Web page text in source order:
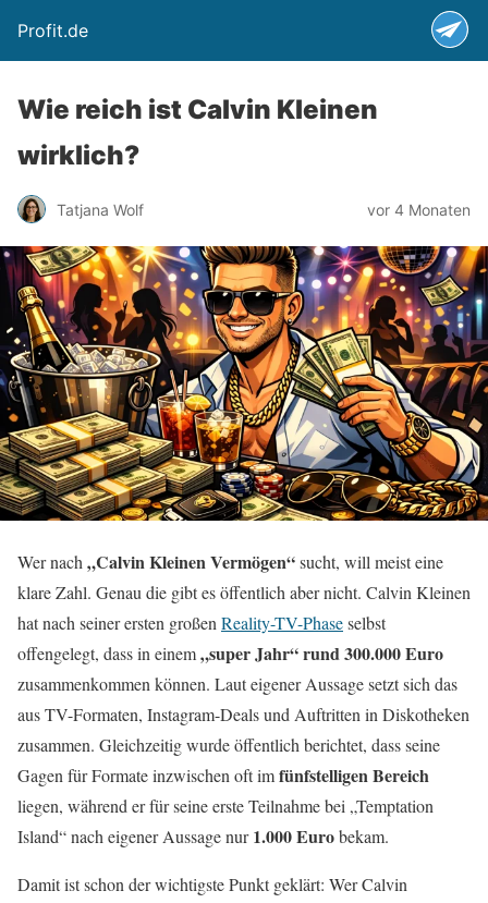
Profit.de
Wie reich ist Calvin Kleinen
wirklich?
Tatjana Wolf vor 4 Monaten
Wer nach„Calvin Kleinen Vermögen“sucht, will meist eine
klare Zahl. Genau die gibt es öffentlich aber nicht. Calvin Kleinen
hat nach seiner ersten großenReality-TV-Phaseselbst
offengelegt, dass in einem„super Jahr“ rund 300.000 Euro
zusammenkommen können. Laut eigener Aussage setzt sich das
aus TV-Formaten, Instagram-Deals und Auftritten in Diskotheken
zusammen. Gleichzeitig wurde öffentlich berichtet, dass seine
Gagen für Formate inzwischen oft imfünfstelligen Bereich
liegen, während er für seine erste Teilnahme bei „Temptation
Island“ nach eigener Aussage nur1.000 Eurobekam.
Damit ist schon der wichtigste Punkt geklärt: Wer Calvin